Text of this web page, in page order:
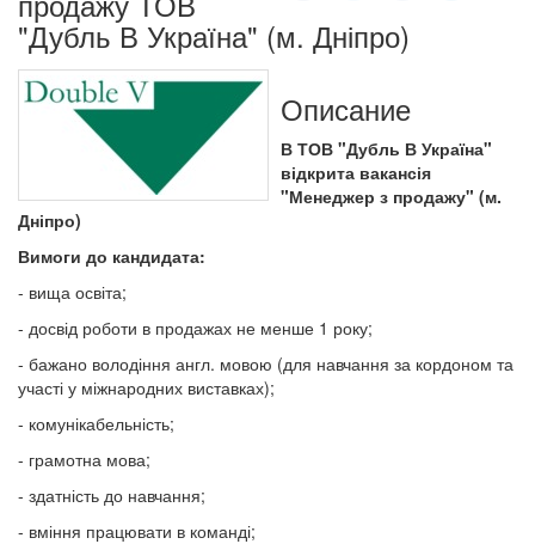
"Дубль В Україна" (м. Дніпро)
Описание
В ТОВ "Дубль В Україна"
відкрита вакансія
"Менеджер з продажу" (м.
Дніпро)
Вимоги до кандидата:
- вища освіта;
- досвід роботи в продажах не менше 1 року;
- бажано володіння англ. мовою (для навчання за кордоном та
участі у міжнародних виставках);
- комунікабельність;
- грамотна мова;
- здатність до навчання;
- вміння працювати в команді;